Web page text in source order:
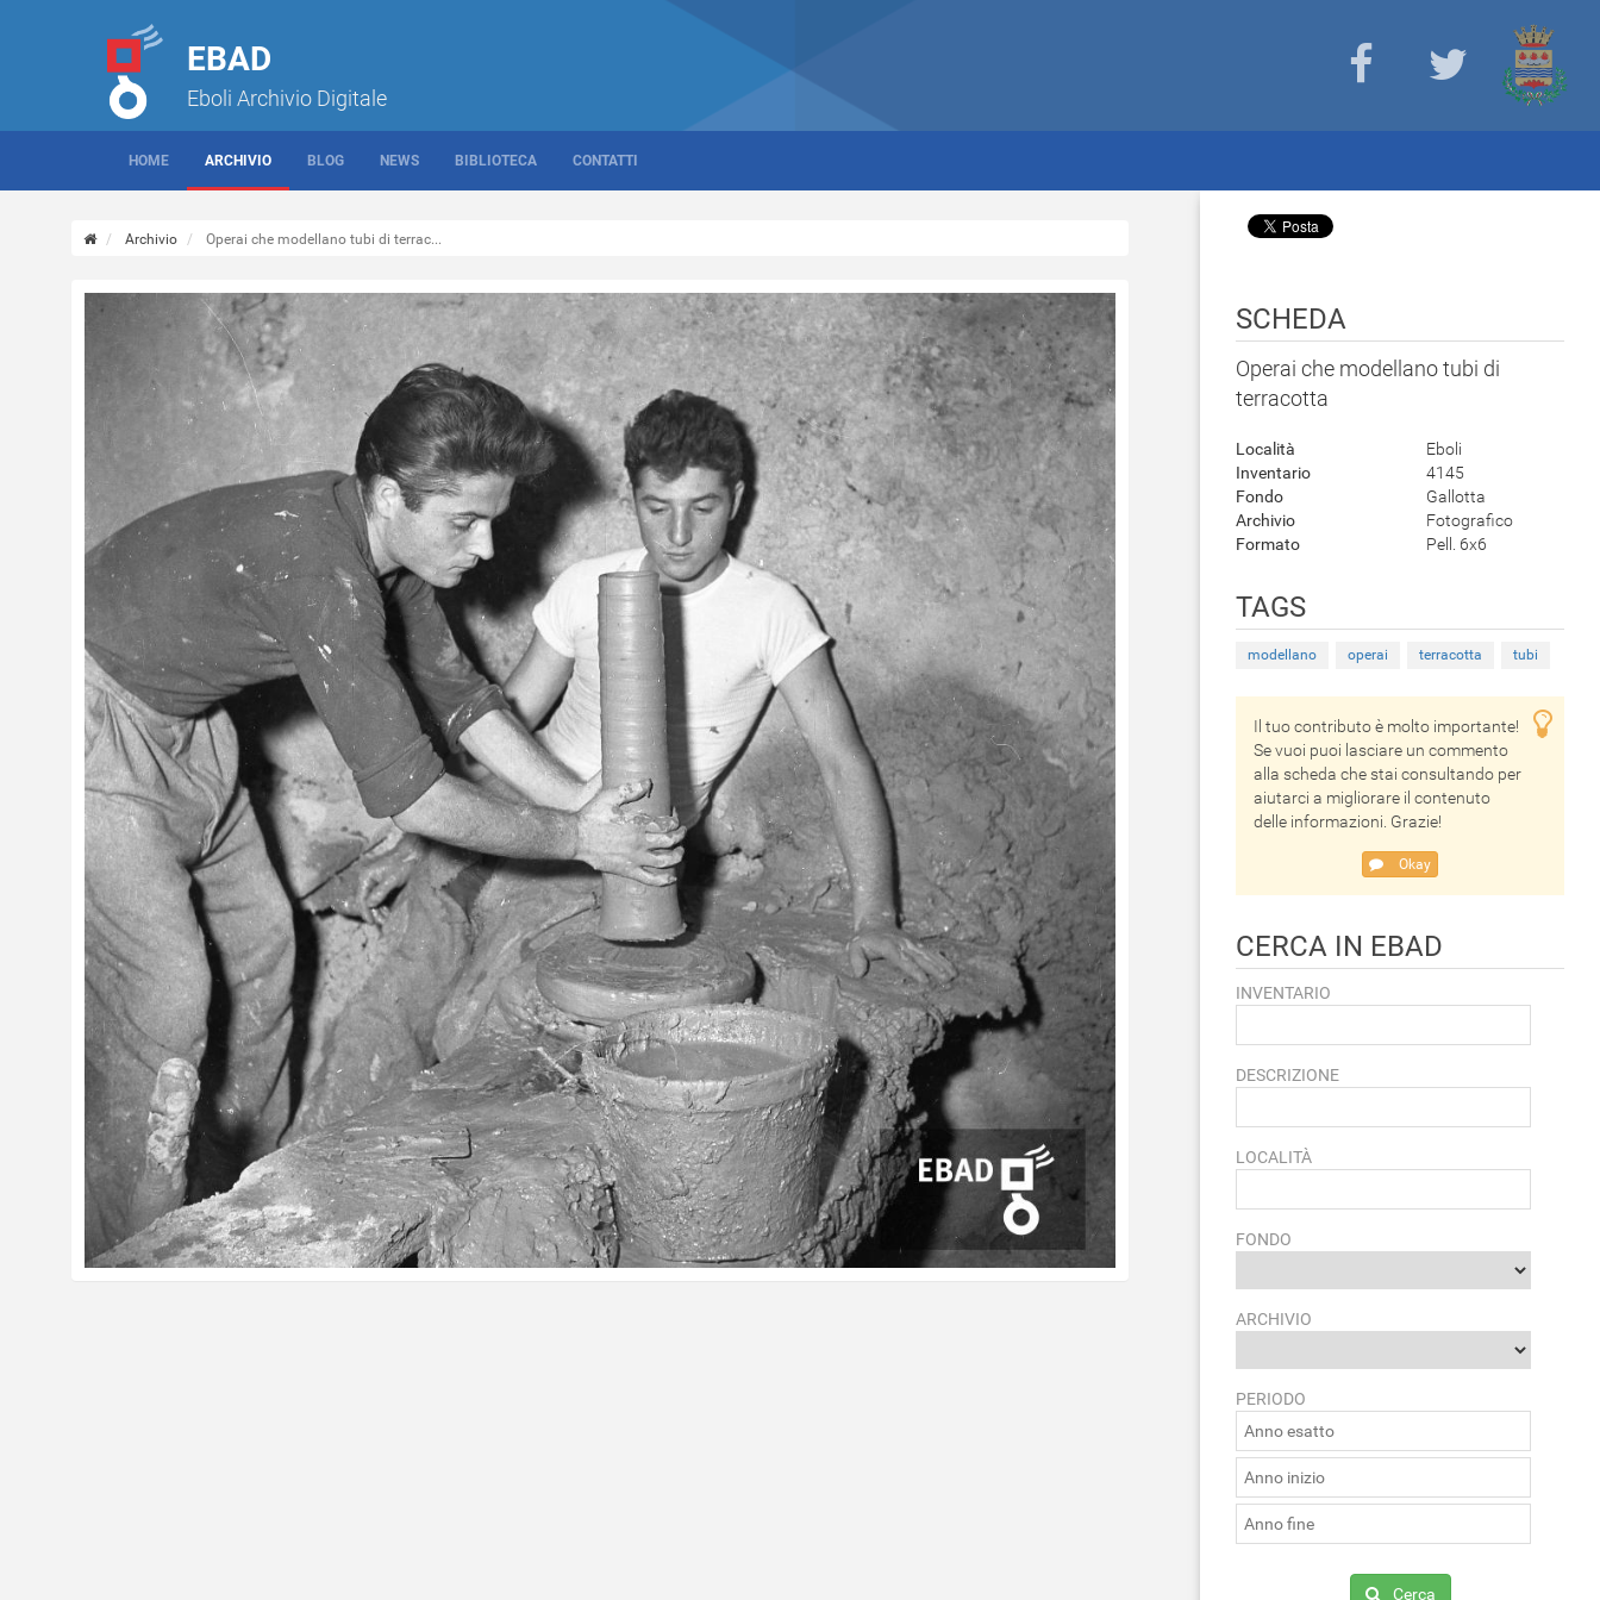
EBAD
Eboli Archivio Digitale
HOME ARCHIVIO BLOG NEWS BIBLIOTECA CONTATTI
Archivio Operai che modellano tubi di terrac...
SCHEDA
Operai che modellano tubi di
terracotta
Località
Eboli
Inventario
4145
Fondo
Gallotta
Archivio
Fotografico
Formato
Pell. 6x6
TAGS
modellano operai terracotta tubi
Il tuo contributo è molto importante!
Se vuoi puoi lasciare un commento
alla scheda che stai consultando per
aiutarci a migliorare il contenuto
delle informazioni. Grazie!
Okay
CERCA IN EBAD
INVENTARIO
DESCRIZIONE
LOCALITÀ
FONDO
ARCHIVIO
PERIODO
Cerca